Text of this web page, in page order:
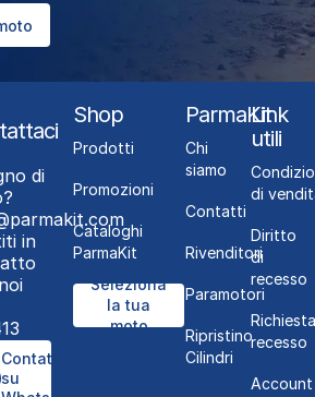
di
in
Contattaci
su
Shop
Prodotti
Promozioni
Cataloghi
ParmaKit
Seleziona
la tua
moto
ParmaKit
Chi
siamo
Contatti
Rivenditori
Paramotori
Ripristino
Cilindri
Link
utili
di
Diritto
di
recesso
Richiesta
recesso
Account